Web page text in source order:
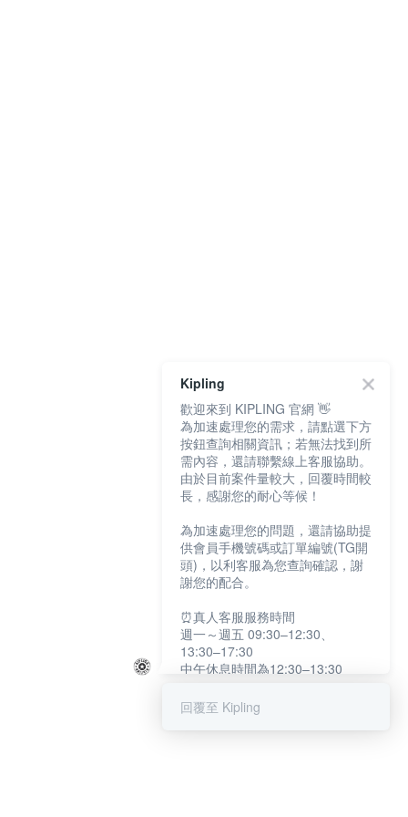
Kipling
歡迎來到 KIPLING 官網 👋
為加速處理您的需求，請點選下方
按鈕查詢相關資訊；若無法找到所
需內容，還請聯繫線上客服協助。
由於目前案件量較大，回覆時間較
長，感謝您的耐心等候！
為加速處理您的問題，還請協助提
供會員手機號碼或訂單編號(TG開
頭)，以利客服為您查詢確認，謝
謝您的配合。
⏰真人客服服務時間
週一～週五 09:30–12:30、
13:30–17:30
中午休息時間為12:30–13:30
提醒您：系統會自動已讀訊息，如
回覆至 Kipling